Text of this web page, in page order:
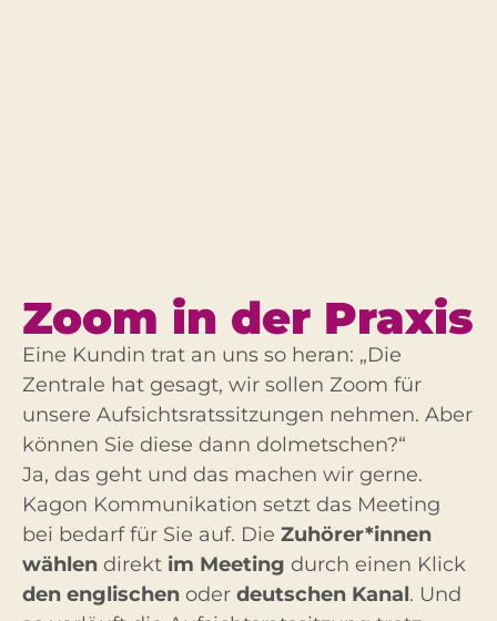
Zoom in der Praxis
Eine Kundin trat an uns so heran: „Die
Zentrale hat gesagt, wir sollen Zoom für
unsere Aufsichtsratssitzungen nehmen. Aber
können Sie diese dann dolmetschen?“
Ja, das geht und das machen wir gerne.
Kagon Kommunikation setzt das Meeting
bei bedarf für Sie auf. Die Zuhörer*innen
wählen direkt im Meeting durch einen Klick
den englischen oder deutschen Kanal. Und